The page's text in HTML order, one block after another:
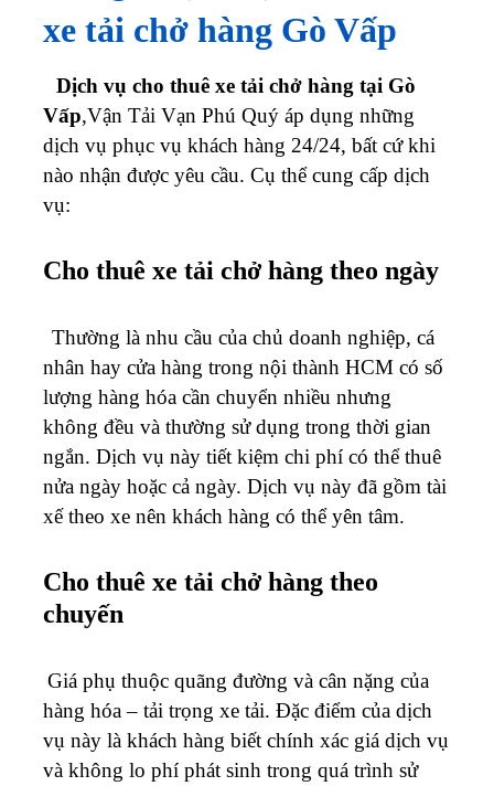
xe tải chở hàng Gò Vấp
Dịch vụ cho thuê xe tải chở hàng tại Gò
Vấp,Vận Tải Vạn Phú Quý áp dụng những
dịch vụ phục vụ khách hàng 24/24, bất cứ khi
nào nhận được yêu cầu. Cụ thể cung cấp dịch
vụ:
Cho thuê xe tải chở hàng theo ngày
Thường là nhu cầu của chủ doanh nghiệp, cá
nhân hay cửa hàng trong nội thành HCM có số
lượng hàng hóa cần chuyển nhiều nhưng
không đều và thường sử dụng trong thời gian
ngắn. Dịch vụ này tiết kiệm chi phí có thể thuê
nửa ngày hoặc cả ngày. Dịch vụ này đã gồm tài
xế theo xe nên khách hàng có thể yên tâm.
Cho thuê xe tải chở hàng theo
chuyến
Giá phụ thuộc quãng đường và cân nặng của
hàng hóa – tải trọng xe tải. Đặc điểm của dịch
vụ này là khách hàng biết chính xác giá dịch vụ
và không lo phí phát sinh trong quá trình sử